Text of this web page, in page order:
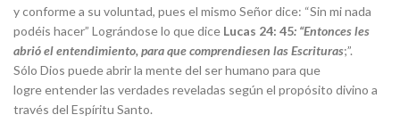
y conforme a su voluntad, pues el mismo Señor dice: “Sin mi nada
podéis hacer” Lográndose lo que dice Lucas 24: 45: “Entonces les
abrió el entendimiento, para que comprendiesen las Escrituras;”.
Sólo Dios puede abrir la mente del ser humano para que
logre entender las verdades reveladas según el propósito divino a
través del Espíritu Santo.